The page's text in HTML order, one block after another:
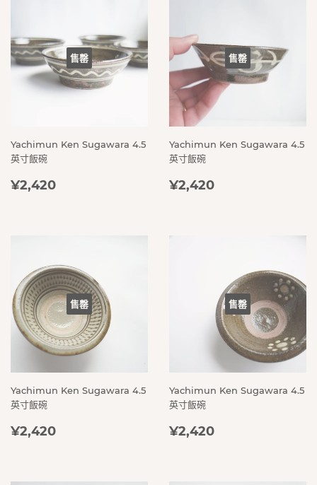
售罄
Yachimun Ken Sugawara 4.5
英寸飯碗
定
¥2,420
售罄
Yachimun Ken Sugawara 4.5
英寸飯碗
定
¥2,420
售罄
Yachimun Ken Sugawara 4.5
英寸飯碗
定
¥2,420
售罄
Yachimun Ken Sugawara 4.5
英寸飯碗
定
¥2,420